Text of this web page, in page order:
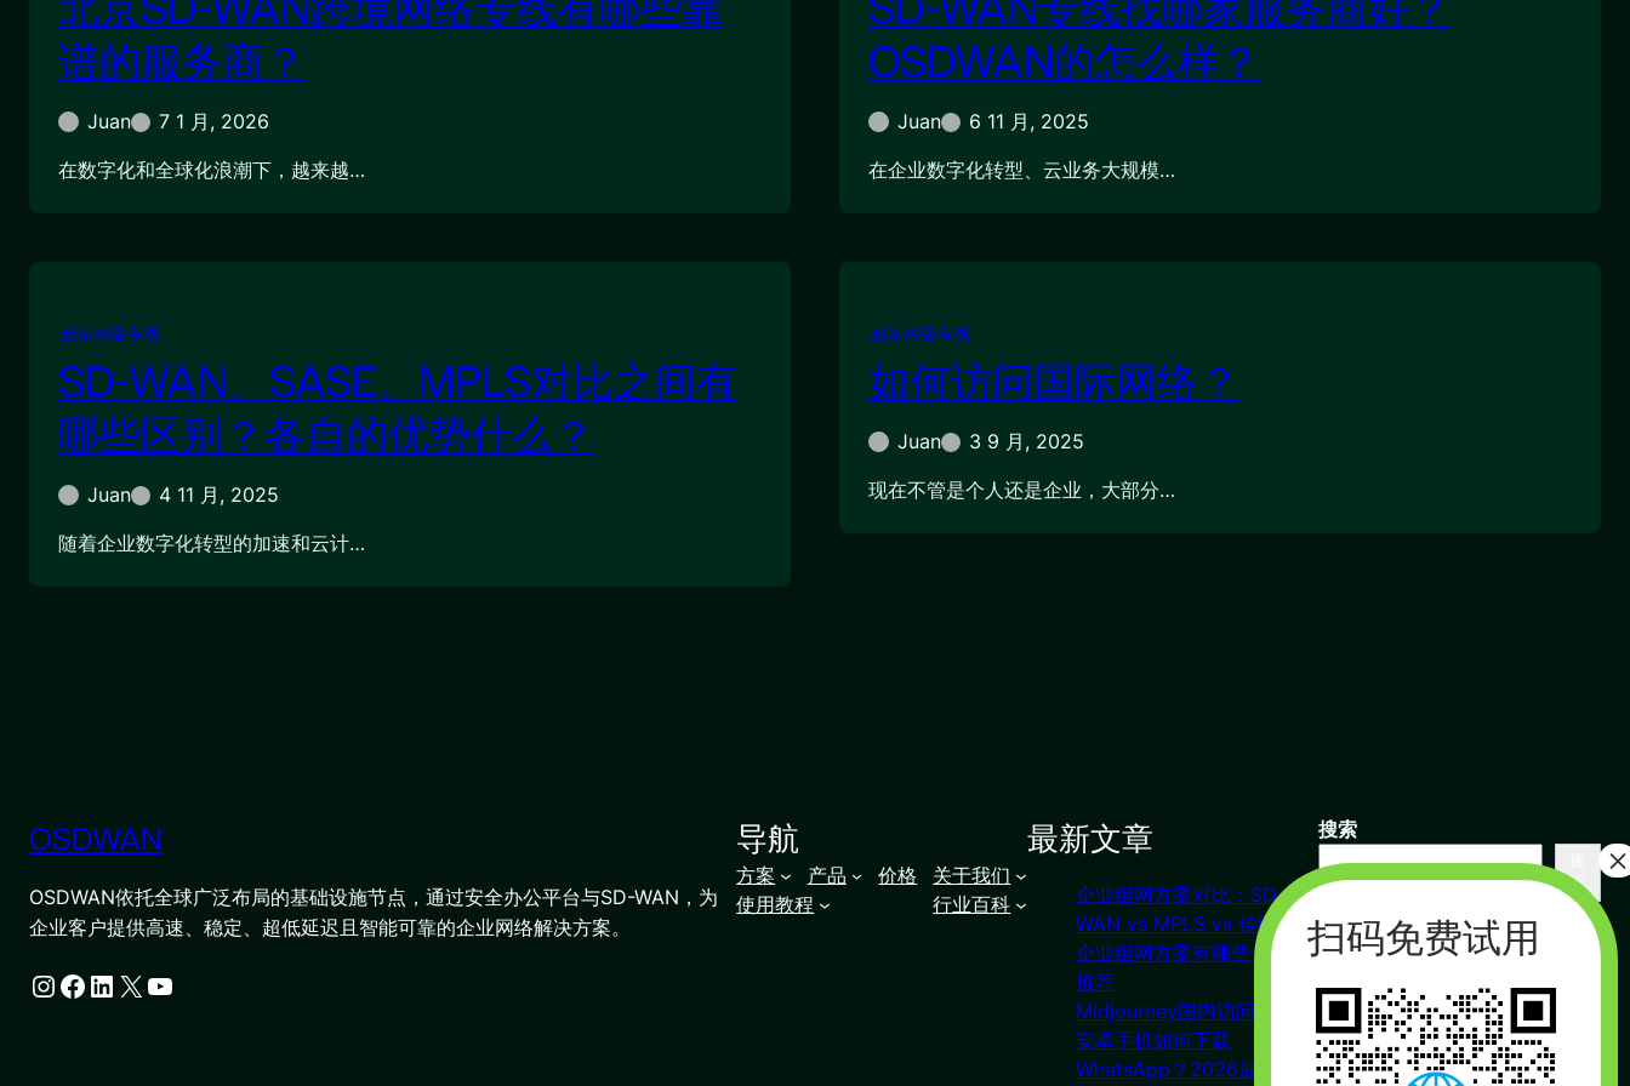
谱的服务商？
Juan
7 1 月, 2026
在数字化和全球化浪潮下，越来越…
OSDWAN的怎么样？
Juan
6 11 月, 2025
在企业数字化转型、云业务大规模…
国际网络专线
SD-WAN、SASE、MPLS对比之间有
哪些区别？各自的优势什么？
Juan
4 11 月, 2025
随着企业数字化转型的加速和云计…
国际网络专线
如何访问国际网络？
Juan
3 9 月, 2025
现在不管是个人还是企业，大部分…
OSDWAN
OSDWAN依托全球广泛布局的基础设施节点，通过安全办公平台与SD-WAN，为
企业客户提供高速、稳定、超低延迟且智能可靠的企业网络解决方案。
Instagram Facebook LinkedIn X YouTube
导航
方案 产品 价格
关于我们
使用教程
行业百科
最新文章
企业组网方案对比：SD-
WAN vs MPLS vs 传统VPN
企业组网方案有哪些？对比
推荐
Midjourney国内访问教程
安卓手机如何下载
WhatsApp？2026最新下载
搜索
索
联系我们
杭州（总部） 北京 长沙
广州
合作：17357178761（微信同
号）